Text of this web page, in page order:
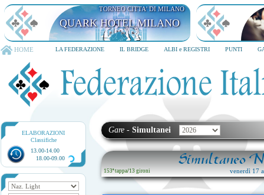
TORNEO CITTA' DI MILANO
QUARK HOTEL MILANO
HOME LA FEDERAZIONE IL BRIDGE ALBI e REGISTRI PUNTI
ELABORAZIONI
Classifiche
13.00-14.00
18.00-09.00
Gare - Simultanei
Simultaneo
153ª tappa/13 gironi venerdì 17